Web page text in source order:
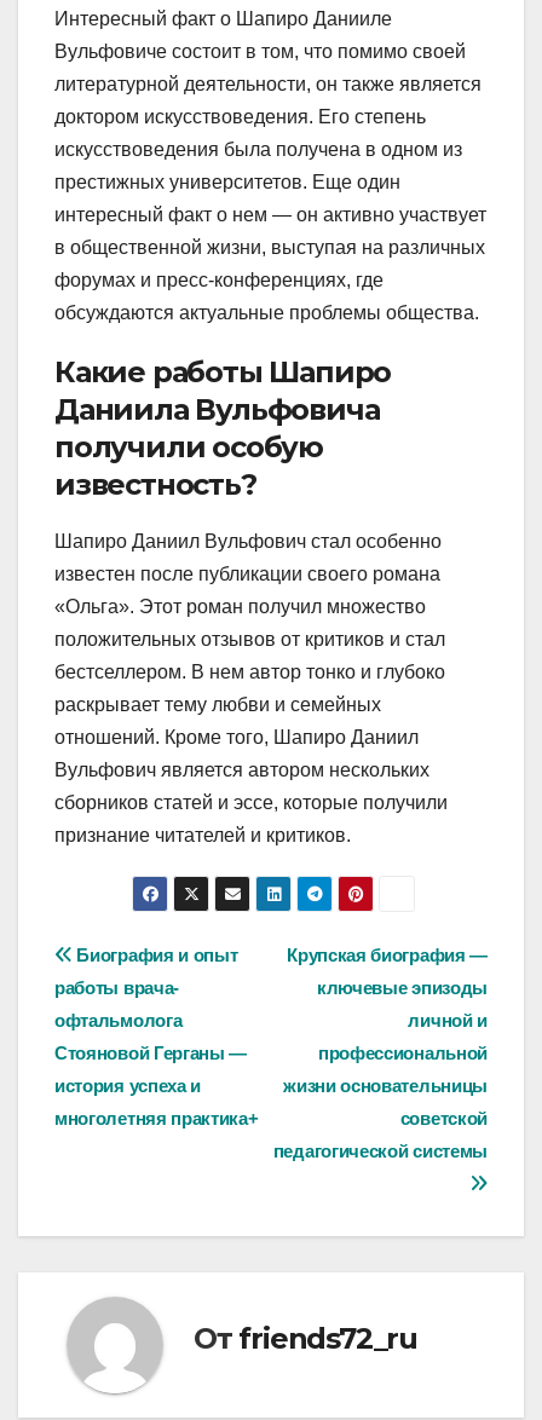
Интересный факт о Шапиро Данииле
Вульфовиче состоит в том, что помимо своей
литературной деятельности, он также является
доктором искусствоведения. Его степень
искусствоведения была получена в одном из
престижных университетов. Еще один
интересный факт о нем — он активно участвует
в общественной жизни, выступая на различных
форумах и пресс-конференциях, где
обсуждаются актуальные проблемы общества.
Какие работы Шапиро
Даниила Вульфовича
получили особую
известность?
Шапиро Даниил Вульфович стал особенно
известен после публикации своего романа
«Ольга». Этот роман получил множество
положительных отзывов от критиков и стал
бестселлером. В нем автор тонко и глубоко
раскрывает тему любви и семейных
отношений. Кроме того, Шапиро Даниил
Вульфович является автором нескольких
сборников статей и эссе, которые получили
признание читателей и критиков.
Навигация
по
записям
Крупская биография —
ключевые эпизоды
личной и
профессиональной
жизни основательницы
советской
педагогической системы
Биография и опыт
работы врача-
офтальмолога
Стояновой Герганы —
история успеха и
многолетняя практика+
От friends72_ru